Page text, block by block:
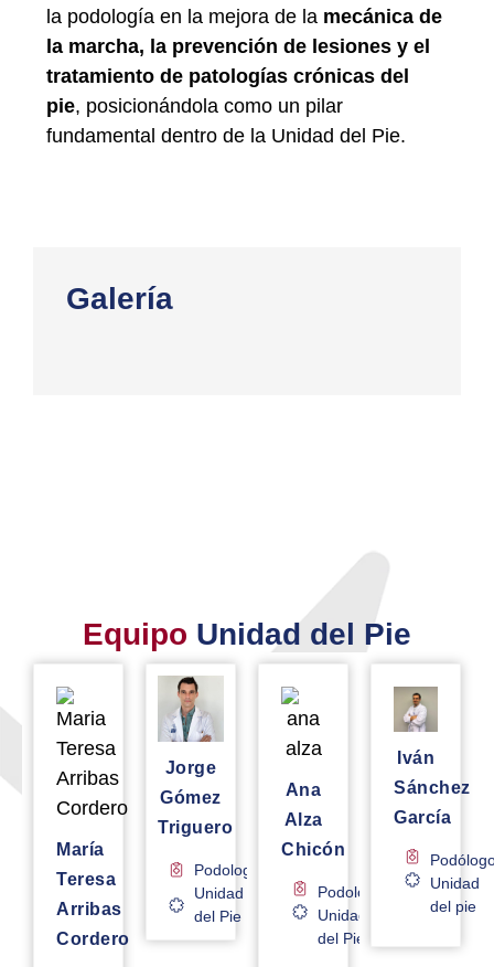
la podología en la mejora de la mecánica de
la marcha, la prevención de lesiones y el
tratamiento de patologías crónicas del
pie, posicionándola como un pilar
fundamental dentro de la Unidad del Pie.
Galería
Equipo Unidad del Pie
María
Teresa
Arribas
Cordero
Jorge
Gómez
Triguero
Podología
Unidad
del Pie
Ana
Alza
Chicón
Podología
Unidad
del Pie
Iván
Sánchez
García
Unidad
del pie